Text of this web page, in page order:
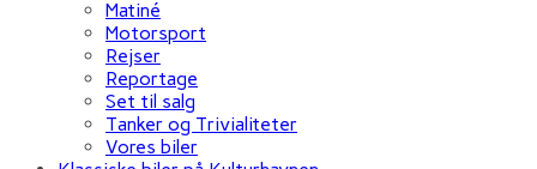
Matiné
Motorsport
Rejser
Reportage
Set til salg
Tanker og Trivialiteter
Vores biler